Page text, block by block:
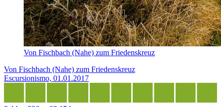
Von Fischbach (Nahe) zum Friedenskreuz
Von Fischbach (Nahe) zum Friedenskreuz
Escursionismo, 01.01.2017